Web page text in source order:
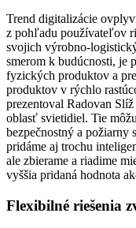
Trend digitalizácie
z pohľadu používateľov
svojich výrobno-
smerom k budúcnosti, je
fyzických produktov a
produktov v rýchlo
prezentoval Radovan
oblasť svietidiel. Tie
bezpečnostný a
pridáme aj trochu
ale zbierame a riadime
vyššia pridaná hodnota
Flexibilné riešenia